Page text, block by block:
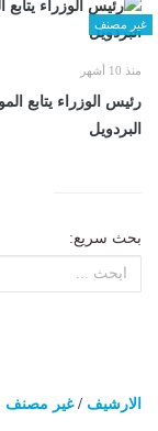
غير مصنف
منذ 10 أشهر
رئيس الوزراء يتابع
البردويل
بحث سريع:
الارشيف /غير مصنف